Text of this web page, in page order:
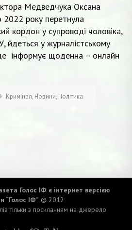
Медведчука Оксана
року перетнула
кордон у супроводі чоловіка,
йдеться у журналістському
інформує щоденна – онлайн
Кримінал, Новини, Політика
Голос ІФ є інтернет версією
“Голос ІФ” © 2012
тільки з посиланням на джерело